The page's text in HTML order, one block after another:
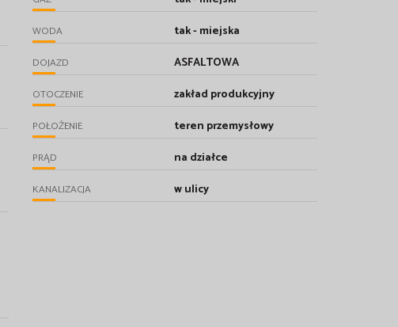
WODA tak - miejska
DOJAZD ASFALTOWA
OTOCZENIE zakład produkcyjny
POŁOŻENIE teren przemysłowy
PRĄD na działce
KANALIZACJA w ulicy